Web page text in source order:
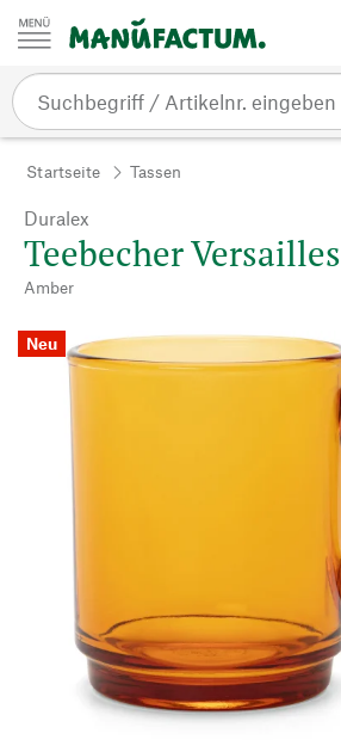
Zum Inhalt springen
Startseite Tassen
Duralex
Teebecher Versailles
Amber
Neu